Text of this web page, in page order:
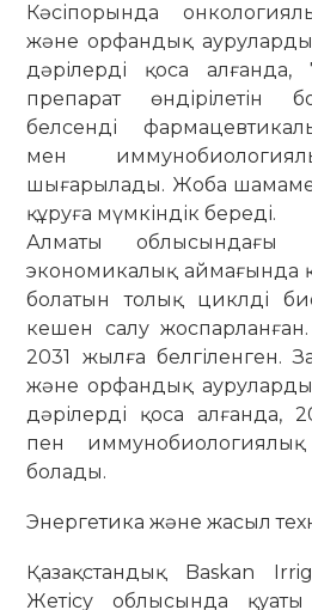
Кәсіпорында
және орфандық
дәрілерді қоса алғанда,
препарат өндірілетін
белсенді
мен
шығарылады. Жоба
құруға мүмкіндік береді.
Алматы облысындағы
экономикалық аймағында
болатын толық циклді
кешен салу
2031 жылға белгіленген.
және орфандық
дәрілерді қоса алғанда,
пен
болады.
Энергетика және жасыл
Қазақстандық Baskan
Жетісу облысында